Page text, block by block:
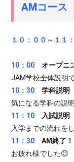
AMコース
１０：００～１１
10：00 オープニ
JAM学校全体説明
10：30 学科説明
気になる学科の説
11：10 入試説明
入学までの流れを
11：30 AM終了！
お疲れ様でした😊